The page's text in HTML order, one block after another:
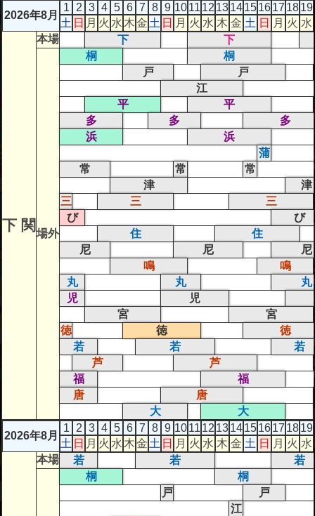
2026年8月
1 2 3 4 5 6 7 8 9 1011 12 1314151617 1819
土 日 月 火 水 木金 土 日 月 火 水 木 金 土 日 月 火 水
下 関
本場 下 下
場外
桐
桐
戸
戸
江
平
平
多
多
多
浜
浜
蒲
常
常
常
津
津
三
三
三
び
び
住
住
尼
尼
尼
鳴
鳴
丸
丸
丸
児
児
宮
宮
徳
徳
徳
若
若
若
芦
芦
福
福
唐
唐
大
大
2026年8月
1 2 3 4 5 6 7 8 9 1011 12 1314151617 1819
土 日 月 火 水 木金 土 日 月 火 水 木 金 土 日 月 火 水
本場 若 若 若
桐
桐
戸
戸
江